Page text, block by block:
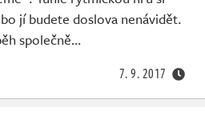
jí budete doslova nenávidět.
společně…
7. 9. 2017